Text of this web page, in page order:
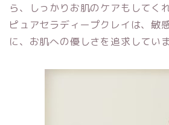
ら、しっかりお肌のケアもしてく
ピュアセラディープクレイは、敏
に、お肌への優しさを追求していま